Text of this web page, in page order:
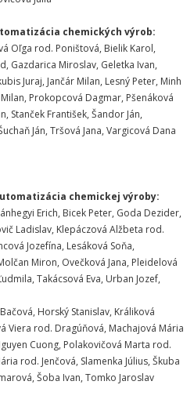
chemických výrob:
Oľga rod. Poništová, Bielik Karol,
Gazdarica Miroslav, Geletka Ivan,
Juraj, Jančár Milan, Lesný Peter, Minh
Prokopcová Dagmar, Pšenáková
Stanček František, Šandor Ján,
Ján, Tršová Jana, Vargicová Dana
chemickej výroby:
Erich, Bicek Peter, Goda Dezider,
Ladislav, Klepáczová Alžbeta rod.
Jozefína, Lesáková Soňa,
Miron, Ovečková Jana, Pleidelová
Takácsová Eva, Urban Jozef,
Horský Stanislav, Králiková
Viera rod. Dragúňová, Machajová Mária
Cuong, Polakovičová Marta rod.
rod. Jenčová, Slamenka Július, Škuba
Šoba Ivan, Tomko Jaroslav